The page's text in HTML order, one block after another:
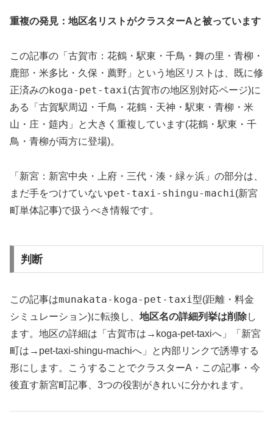
重複の発見：地区名リストがクラスターAと被っています
この記事の「古賀市：花鶴・駅東・千鳥・舞の里・青柳・
鹿部・米多比・久保・薦野」という地区リストは、既に修
正済みのkoga-pet-taxi(古賀市の地区別対応ページ)に
ある「古賀駅周辺・千鳥・花鶴・天神・駅東・青柳・米
山・庄・筵内」と大きく重複しています(花鶴・駅東・千
鳥・青柳が両方に登場)。
「新宮：新宮中央・上府・三代・湊・緑ヶ浜」の部分は、
まだ手をつけていないpet-taxi-shingu-machi (新宮
町単体記事)で扱うべき情報です。
判断
この記事はmunakata-koga-pet-taxi 型(距離・料金
シミュレーション)に転換し、 地区名の詳細列挙は削除し
ます。地区の詳細は「古賀市は→koga-pet-taxiへ」「新宮
町は→pet-taxi-shingu-machiへ」と内部リンクで誘導する
形にします。こうすることでクラスターA・この記事・今
後直す新宮町記事、3つの役割がきれいに分かれます。